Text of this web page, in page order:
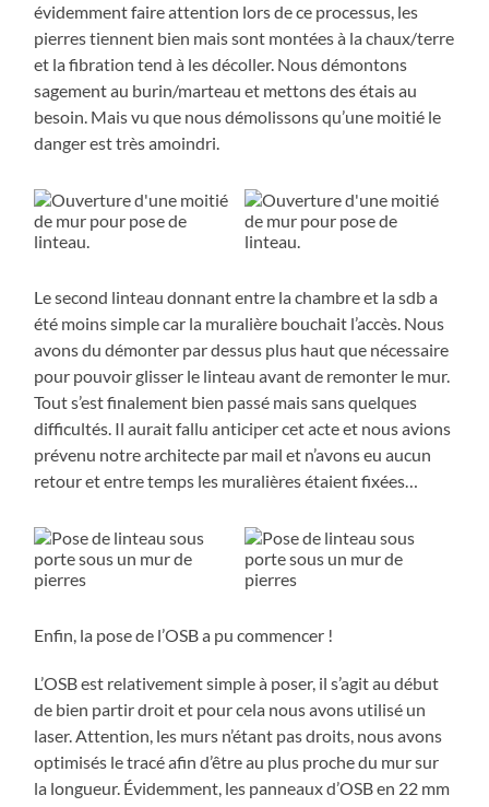
évidemment faire attention lors de ce processus, les
pierres tiennent bien mais sont montées à la chaux/terre
et la fibration tend à les décoller. Nous démontons
sagement au burin/marteau et mettons des étais au
besoin. Mais vu que nous démolissons qu’une moitié le
danger est très amoindri.
Le second linteau donnant entre la chambre et la sdb a
été moins simple car la muralière bouchait l’accès. Nous
avons du démonter par dessus plus haut que nécessaire
pour pouvoir glisser le linteau avant de remonter le mur.
Tout s’est finalement bien passé mais sans quelques
difficultés. Il aurait fallu anticiper cet acte et nous avions
prévenu notre architecte par mail et n’avons eu aucun
retour et entre temps les muralières étaient fixées…
Enfin, la pose de l’OSB a pu commencer !
L’OSB est relativement simple à poser, il s’agit au début
de bien partir droit et pour cela nous avons utilisé un
laser. Attention, les murs n’étant pas droits, nous avons
optimisés le tracé afin d’être au plus proche du mur sur
la longueur. Évidemment, les panneaux d’OSB en 22 mm